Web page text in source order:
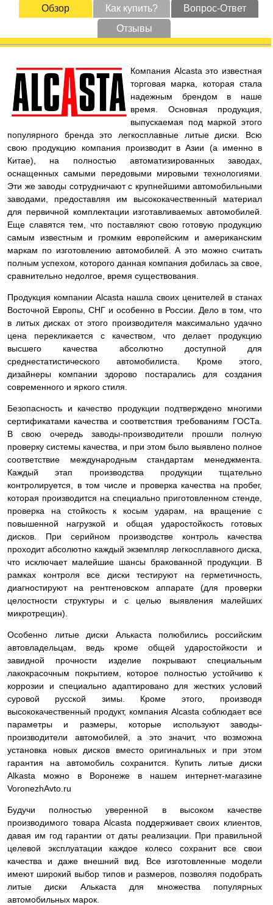
Обзор Как купить?
Вопрос-Ответ
Отзывы
Компания Alcasta это известная
торговая марка, которая стала
надежным брендом в наше
время. Основная продукция,
выпускаемая под маркой этого
популярного бренда это легкосплавные литые диски. Всю
свою продукцию компания производит в Азии (а именно в
Китае), на полностью автоматизированных заводах,
оснащенных самыми передовыми мировыми технологиями.
Эти же заводы сотрудничают с крупнейшими автомобильными
заводами, предоставляя им высококачественный материал
для первичной комплектации изготавливаемых автомобилей.
Еще славятся тем, что поставляют свою готовую продукцию
самым известным и громким европейским и американским
маркам по изготовлению автомобилей. А это можно считать
полным успехом, которого данная компания добилась за свое,
сравнительно недолгое, время существования.
Продукция компании Alcasta нашла своих ценителей в станах
Восточной Европы, СНГ и особенно в России. Дело в том, что
в литых дисках от этого производителя максимально удачно
цена перекликается с качеством, что делает продукцию
высшего качества абсолютно доступной для
среднестатистического автомобилиста. Кроме этого,
дизайнеры компании здорово постарались для создания
современного и яркого стиля.
Безопасность и качество продукции подтверждено многими
сертификатами качества и соответствия требованиям ГОСТа.
В свою очередь заводы-производители прошли полную
проверку системы качества, и при этом было выявлено полное
соответствие международным стандартам менеджмента.
Каждый этап производства продукции тщательно
контролируется, в том числе и проверка качества на пробег,
которая производится на специально приготовленном стенде,
проверка на стойкость к косым ударам, на вращение с
повышенной нагрузкой и общая ударостойкость готовых
дисков. При серийном производстве контроль качества
проходит абсолютно каждый экземпляр легкосплавного диска,
что исключает малейшие шансы бракованной продукции. В
рамках контроля все диски тестируют на герметичность,
диагностируют на рентгеновском аппарате (для проверки
целостности структуры и с целью выявления малейших
микротрещин).
Особенно литые диски Алькаста полюбились российским
автовладельцам, ведь кроме общей ударостойкости и
завидной прочности изделие покрывают специальным
лакокрасочным покрытием, которое полностью устойчиво к
коррозии и специально адаптировано для жестких условий
суровой русской зимы. Кроме этого, производя
высококачественный продукт, компания Alcasta соблюдает все
параметры и размеры, которые используют заводы-
производители автомобилей, а это значит, что возможна
установка новых дисков вместо оригинальных и при этом
гарантия на автомобиль сохранится. Купить литые диски
Alkasta можно в Воронеже в нашем интернет-магазине
VoronezhAvto.ru
Будучи полностью уверенной в высоком качестве
производимого товара Alcasta поддерживает своих клиентов,
давая им год гарантии от даты реализации. При правильной
целевой эксплуатации каждое колесо сохранит все свои
качества и даже внешний вид. Все изготовленные модели
имеют широкий выбор типов и размеров, позволяя подобрать
литые диски Алькаста для множества популярных
автомобильных марок.